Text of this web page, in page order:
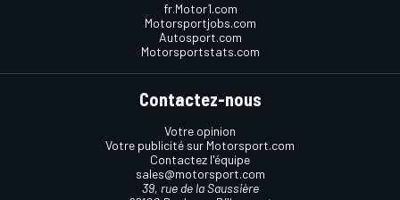
fr.Motor1.com
Motorsportjobs.com
Autosport.com
Motorsportstats.com
Contactez-nous
Votre opinion
Votre publicité sur Motorsport.com
Contactez l'équipe
sales@motorsport.com
39, rue de la Saussière